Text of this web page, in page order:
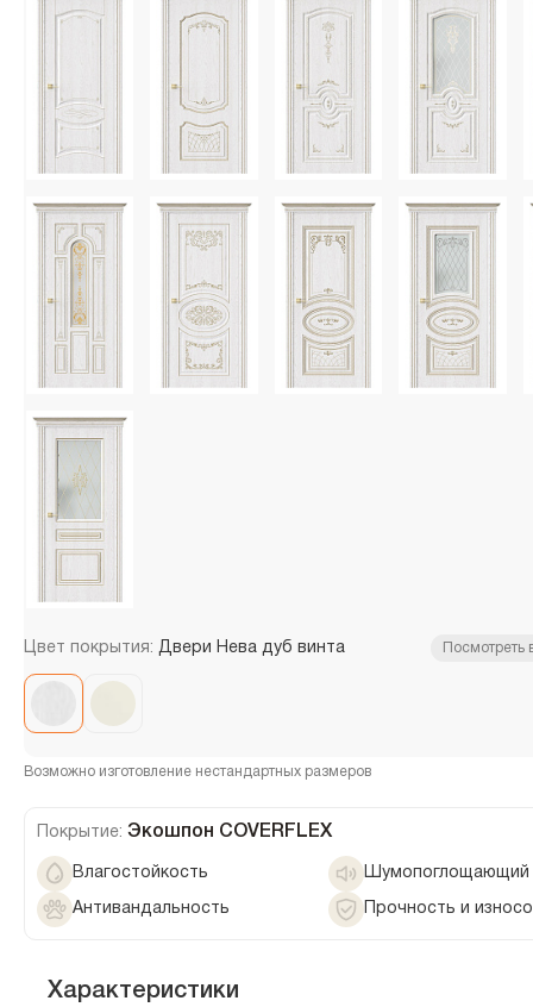
Цвет покрытия: Двери Нева дуб винта Посмотреть
Возможно изготовление нестандартных размеров
Покрытие: Экошпон COVERFLEX
Влагостойкость Шумопоглощающий
Антивандальность Прочность и
Характеристики